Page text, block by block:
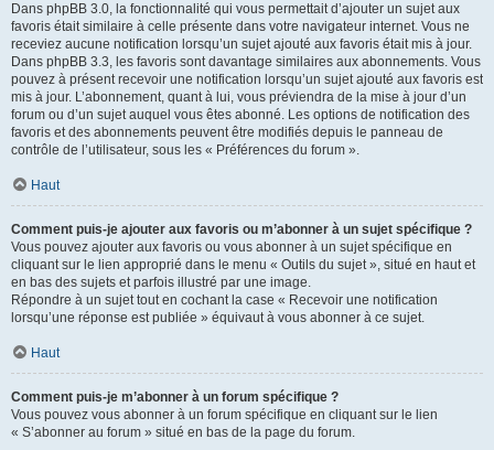
Dans phpBB 3.0, la fonctionnalité qui vous permettait d’ajouter un sujet aux
favoris était similaire à celle présente dans votre navigateur internet. Vous ne
receviez aucune notification lorsqu’un sujet ajouté aux favoris était mis à jour.
Dans phpBB 3.3, les favoris sont davantage similaires aux abonnements. Vous
pouvez à présent recevoir une notification lorsqu’un sujet ajouté aux favoris est
mis à jour. L’abonnement, quant à lui, vous préviendra de la mise à jour d’un
forum ou d’un sujet auquel vous êtes abonné. Les options de notification des
favoris et des abonnements peuvent être modifiés depuis le panneau de
contrôle de l’utilisateur, sous les « Préférences du forum ».
Haut
Comment puis-je ajouter aux favoris ou m’abonner à un sujet spécifique ?
Vous pouvez ajouter aux favoris ou vous abonner à un sujet spécifique en
cliquant sur le lien approprié dans le menu « Outils du sujet », situé en haut et
en bas des sujets et parfois illustré par une image.
Répondre à un sujet tout en cochant la case « Recevoir une notification
lorsqu’une réponse est publiée » équivaut à vous abonner à ce sujet.
Haut
Comment puis-je m’abonner à un forum spécifique ?
Vous pouvez vous abonner à un forum spécifique en cliquant sur le lien
« S’abonner au forum » situé en bas de la page du forum.